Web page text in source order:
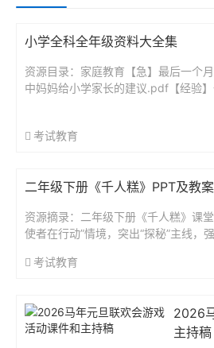
小学全科全年级资料大全集
资源目录：家庭教育【急】最后一个
中妈妈给小学家长的建议.pdf【经验
考试教育
二年级下册《千人糕》PPT及教
资源摘录：二年级下册《千人糕》课
使者在行动”情境，突出“探秘”主线，
考试教育
2026
主持稿